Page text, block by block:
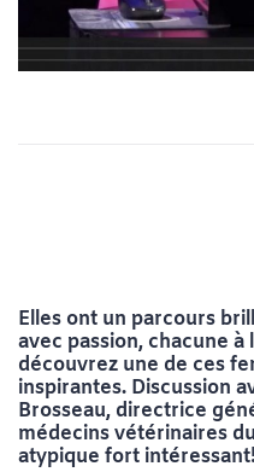
Elles ont un parcours
avec passion, chacune
découvrez une de ces
inspirantes. Discussion
Brosseau, directrice
médecins vétérinaires
atypique fort intéressant!